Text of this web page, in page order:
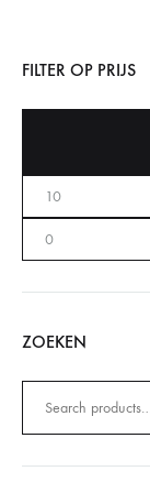
FILTER OP PRIJS
ZOEKEN
naar: